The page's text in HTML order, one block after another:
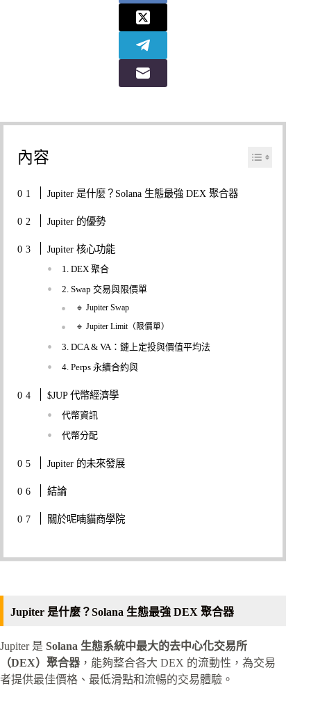
內容
Jupiter 是什麼？Solana 生態最強 DEX 聚合器
Jupiter 的優勢
Jupiter 核心功能
1. DEX 聚合
2. Swap 交易與限價單
🔹 Jupiter Swap
🔹 Jupiter Limit（限價單）
3. DCA & VA：鏈上定投與價值平均法
4. Perps 永續合約與
$JUP 代幣經濟學
代幣資訊
代幣分配
Jupiter 的未來發展
結論
關於呢喃貓商學院
Jupiter 是什麼？Solana 生態最強 DEX 聚合器
Jupiter 是 Solana 生態系統中最大的去中心化交易所
（DEX）聚合器 ，能夠整合各大 DEX 的流動性，為交易
者提供最佳價格、最低滑點和流暢的交易體驗。